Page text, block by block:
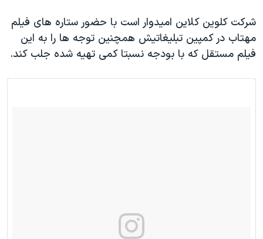
شرکت کلوین کلاین امیدوار است با حضور ستاره های فیلم
مهتاب در کمپین تبلیغاتیش همچنین توجه ها را به این
فیلم مستقل که با بودجه نسبتا کمی تهیه شده جلب کند.